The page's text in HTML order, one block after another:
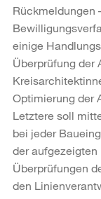
Rückmeldungen
einige
Überprüfung der
Optimierung der
Letztere soll
bei jeder
der
Überprüfungen
den